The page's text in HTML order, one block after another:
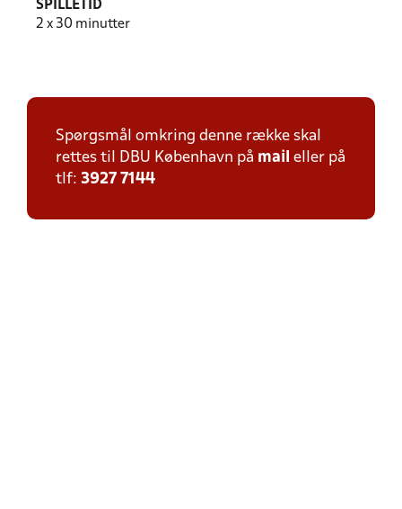
SPILLETID
2 x 30 minutter
Spørgsmål omkring denne række skal
rettes til DBU København på mail eller på
tlf: 3927 7144